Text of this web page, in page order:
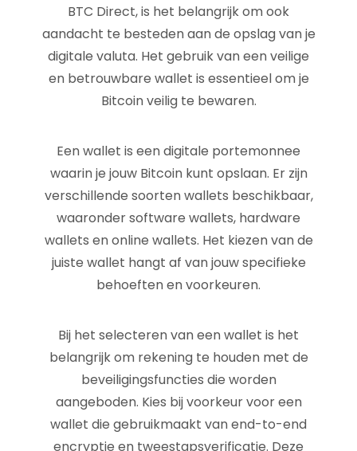
BTC Direct, is het belangrijk om ook
aandacht te besteden aan de opslag van je
digitale valuta. Het gebruik van een veilige
en betrouwbare wallet is essentieel om je
Bitcoin veilig te bewaren.
Een wallet is een digitale portemonnee
waarin je jouw Bitcoin kunt opslaan. Er zijn
verschillende soorten wallets beschikbaar,
waaronder software wallets, hardware
wallets en online wallets. Het kiezen van de
juiste wallet hangt af van jouw specifieke
behoeften en voorkeuren.
Bij het selecteren van een wallet is het
belangrijk om rekening te houden met de
beveiligingsfuncties die worden
aangeboden. Kies bij voorkeur voor een
wallet die gebruikmaakt van end-to-end
encryptie en tweestapsverificatie. Deze